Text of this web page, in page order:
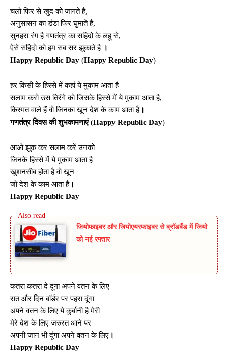
चलो फिर से खुद को जागते है,
अनुसासन का डंडा फिर घुमाते है,
सुनहरा रंग है गणतंत्र का सहिदो के लहू से,
ऐसे सहिदो को हम सब सर झुकाते है ।
Happy Republic Day (Happy Republic Day)
हर किसी के हिस्से में कहां ये मुकाम आता है
सलाम करो उस तिरंगे को जिसके हिस्से में ये मुकाम आता है,
किस्मत वाले हैं वो जिनका खून देश के काम आता है।
गणतंत्र दिवस की शुभकामनाएं(Happy Republic Day)
आओ झुक कर सलाम करें उनको
जिनके हिस्से में ये मुकाम आता है
खुशनसीब होता है वो खून
जो देश के काम आता है।
Happy Republic Day
जियोफाइबर और जियोएयरफाइबर से ब्रॉडबैंड में जियो
को नई रफ्तार
कतरा कतरा दे दूंगा अपने वतन के लिए
रात और दिन बॉर्डर पर पहरा दूंगा
अपने वतन के लिए ये कुर्बानी है मेरी
मेरे देश के लिए जरुरत आने पर
अपनी जान भी दूंगा अपने वतन के लिए ।
Happy Republic Day